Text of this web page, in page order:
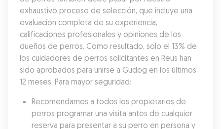
exhaustivo proceso de selección, que incluye una
evaluación completa de su experiencia,
calificaciones profesionales y opiniones de los
dueños de perros. Como resultado, solo el 13% de
los cuidadores de perros solicitantes en Reus han
sido aprobados para unirse a Gudog en los últimos
12 meses. Para mayor seguridad:
Recomendamos a todos los propietarios de
perros programar una visita antes de cualquier
reserva para presentar a su perro en persona y